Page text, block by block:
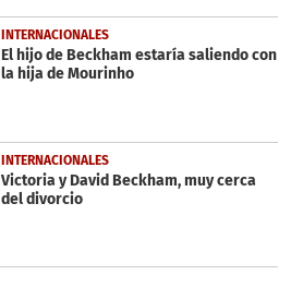
INTERNACIONALES
El hijo de Beckham estaría saliendo con
la hija de Mourinho
INTERNACIONALES
Victoria y David Beckham, muy cerca
del divorcio